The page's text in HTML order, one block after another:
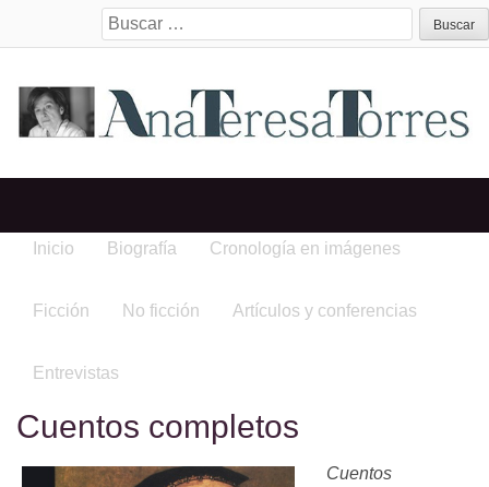
Search
for:
Inicio Biografía Cronología en imágenes
Ficción No ficción Artículos y conferencias
Entrevistas
Cuentos completos
Cuentos